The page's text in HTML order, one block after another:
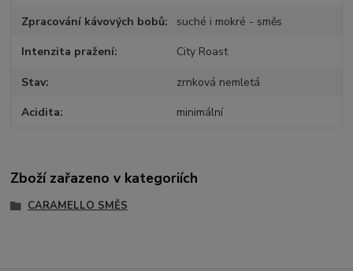
Zpracování kávových bobů suché i mokré - směs
Intenzita pražení City Roast
Stav zrnková nemletá
Acidita minimální
Zboží zařazeno v kategoriích
CARAMELLO SMĚS